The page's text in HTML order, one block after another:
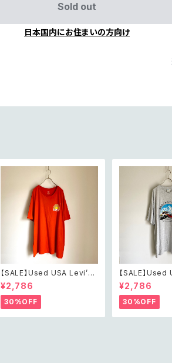
Sold out
日本国内にお住まいの方向け
【SALE】Used USA Levi’s
sunrise design orange t
shirt レトロ アメリカ ユーズ
ド 古着 リーバイス サンライズ
デザイン オレンジ Tシャツ X
XL
¥2,786
30%OFF
【SALE】
o the 80s car
irt レトロ アメリ
古着 カーデザイン ライトグレ
ー Tシャツ XXL
¥2,786
30%OFF